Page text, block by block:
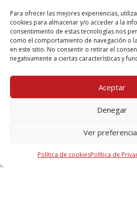
Para ofrecer las mejores experiencias,
cookies para almacenar y/o acceder a la
consentimiento de estas tecnologías nos
como el comportamiento de navegación o
en este sitio. No consentir o retirar el
negativamente a ciertas características y
Aceptar
Denegar
Ver
Política de cookiesPolítica de
Política de
de 27 de abril de 2016, TECRESA PROTECCIÓN